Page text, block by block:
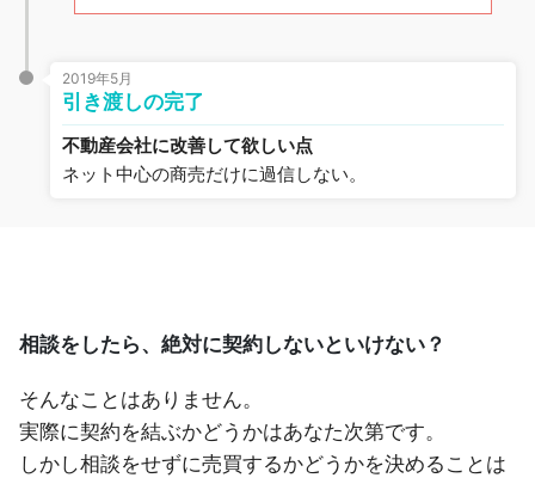
2019年5月
引き渡しの完了
不動産会社に改善して欲しい点
ネット中心の商売だけに過信しない。
相談をしたら、絶対に契約しないといけない？
そんなことはありません。
実際に契約を結ぶかどうかはあなた次第です。
しかし相談をせずに売買するかどうかを決めることは